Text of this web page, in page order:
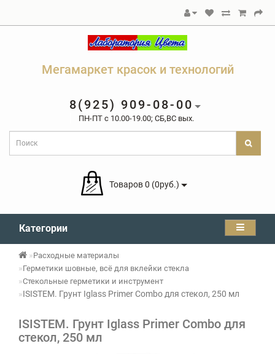
Мегамаркет красок и технологий
8(925) 909-08-00
ПН-ПТ c 10.00-19.00; СБ,ВС вых.
Товаров 0 (0руб.)
Категории
Расходные материалы
Герметики шовные, всё для вклейки стекла
Стекольные герметики и инструмент
ISISTEM. Грунт Iglass Primer Combo для стекол, 250 мл
ISISTEM. Грунт Iglass Primer Combo для
стекол, 250 мл